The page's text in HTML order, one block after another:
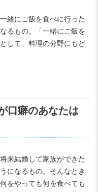
緒にご飯を食べに行った
るもの。「一緒にご飯を
して、料理の分野にもど
口癖のあなたは
来結婚して家族ができた
になるもの。そんなとき
をやっても何を食べても